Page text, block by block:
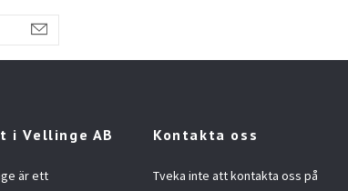
i Vellinge AB
är ett
Kontakta oss
Tveka inte att kontakta oss på